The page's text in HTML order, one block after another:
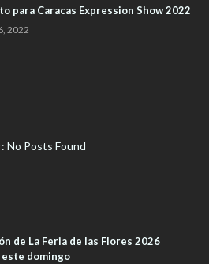
para Caracas Expression Show 2022
2022
No Posts Found
de La Feria de las Flores 2026
domingo